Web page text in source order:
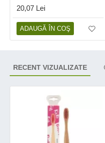
20,07 Lei
ADAUGĂ ÎN COŞ
RECENT VIZUALIZATE